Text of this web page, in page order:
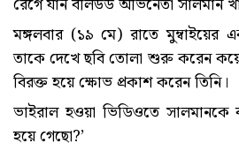
মঙ্গলবার (১৯ মে) রাতে মুম্বাইয়ের
তাকে দেখে ছবি তোলা শুরু করেন
বিরক্ত হয়ে ক্ষোভ প্রকাশ করেন তিনি।
ভাইরাল হওয়া ভিডিওতে
হয়ে গেছো?’